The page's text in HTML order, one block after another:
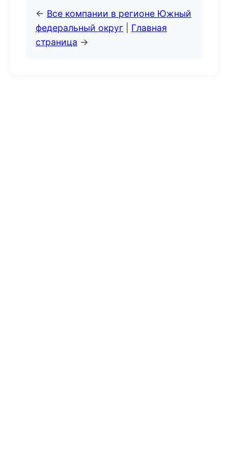
← Все компании в регионе Южный
федеральный округ
Главная
страница →